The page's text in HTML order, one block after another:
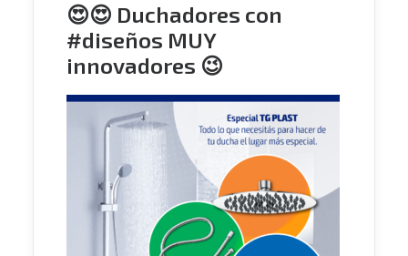
😍😍 Duchadores con
#diseños MUY
innovadores 😉